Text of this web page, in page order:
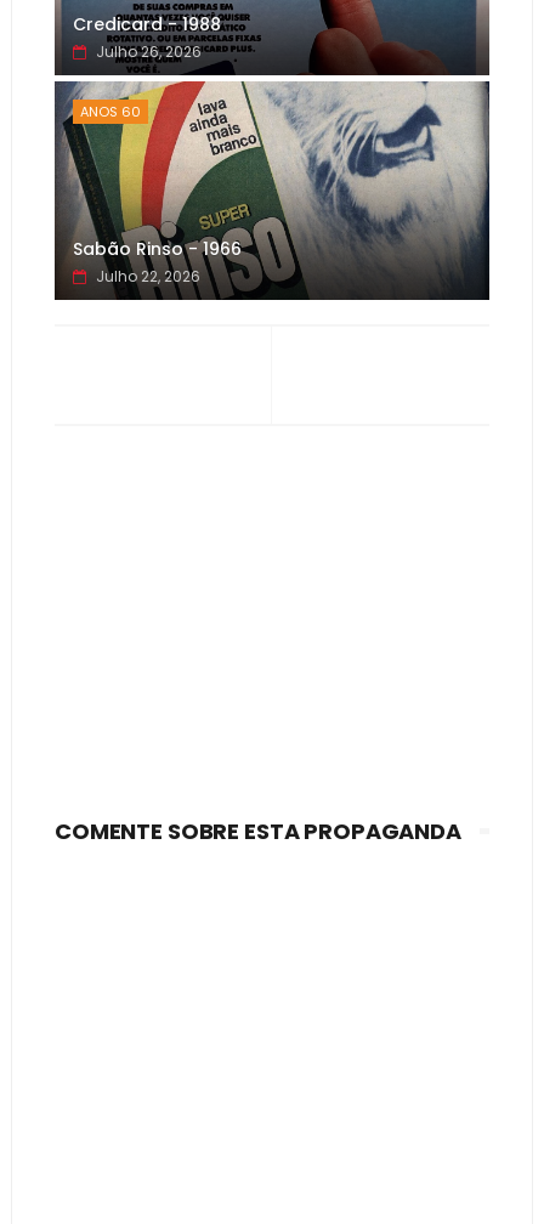
Credicard - 1988
Julho 26, 2026
ANOS 60
Sabão Rinso - 1966
Julho 22, 2026
COMENTE SOBRE ESTA PROPAGANDA